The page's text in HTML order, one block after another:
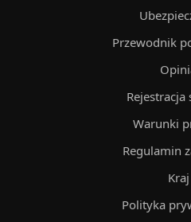
Przewodnik
Rejestracja
Warunki
Regulamin
Kraj
Polityka